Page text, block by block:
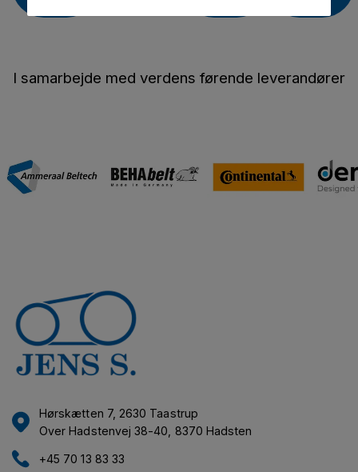
I samarbejde med verdens førende leverandører
Hørskætten 7, 2630 Taastrup
Over Hadstenvej 38-40, 8370 Hadsten
+45 70 13 83 33